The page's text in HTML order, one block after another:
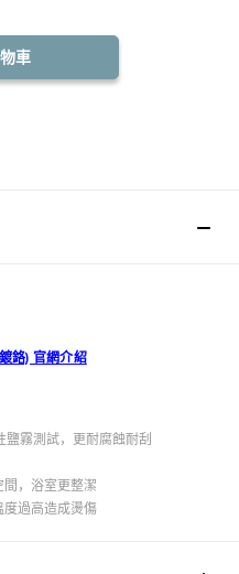
鉻) 官網介紹
霧測試，更耐腐蝕耐刮
，浴室更整潔
過高造成燙傷